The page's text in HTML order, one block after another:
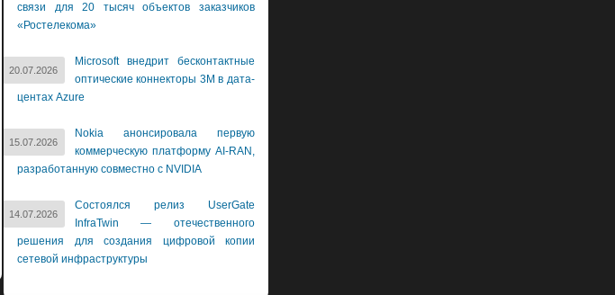
связи для 20 тысяч объектов заказчиков
«Ростелекома»
20.07.2026
Microsoft внедрит бесконтактные
оптические коннекторы 3M в дата-
центах Azure
15.07.2026
Nokia анонсировала первую
коммерческую платформу AI-RAN,
разработанную совместно с NVIDIA
14.07.2026
Состоялся релиз UserGate
InfraTwin — отечественного
решения для создания цифровой копии
сетевой инфраструктуры